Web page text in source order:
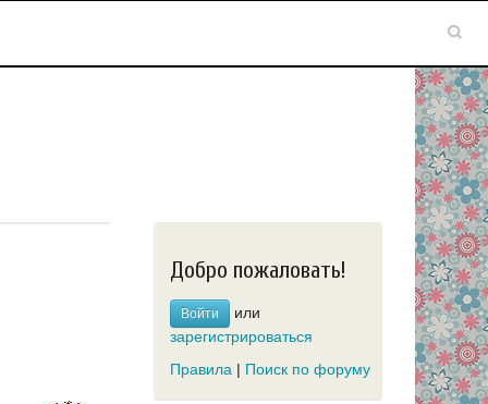
Добро пожаловать!
Войти
или
зарегистрироваться
Правила | Поиск по форуму